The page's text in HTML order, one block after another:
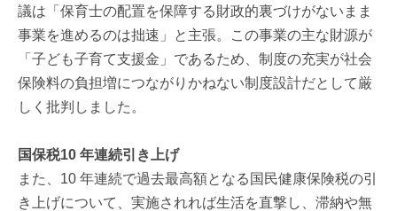
議は「保育士の配置を保障する財政的裏づけがないまま
事業を進めるのは拙速」と主張。この事業の主な財源が
「子ども子育て支援金」であるため、制度の充実が社会
保険料の負担増につながりかねない制度設計だとして厳
しく批判しました。
国保税10 年連続引き上げ
また、10 年連続で過去最高額となる国民健康保険税の引
き上げについて、実施されれば生活を直撃し、滞納や無